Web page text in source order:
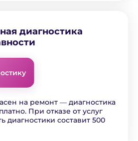
диагностика
на ремонт ― диагностика
При отказе от услуг
диагностики составит 500